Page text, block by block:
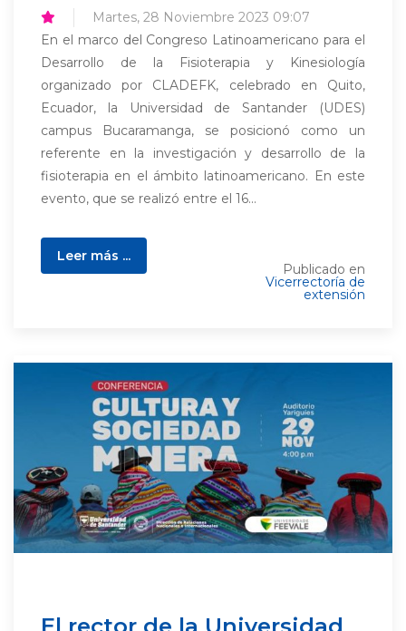
Martes, 28 Noviembre 2023 09:07
En el marco del Congreso Latinoamericano para el
Desarrollo de la Fisioterapia y Kinesiología
organizado por CLADEFK, celebrado en Quito,
Ecuador, la Universidad de Santander (UDES)
campus Bucaramanga, se posicionó como un
referente en la investigación y desarrollo de la
fisioterapia en el ámbito latinoamericano. En este
evento, que se realizó entre el 16...
Leer más ...
Publicado en
Vicerrectoría de
extensión
El rector de la Universidad